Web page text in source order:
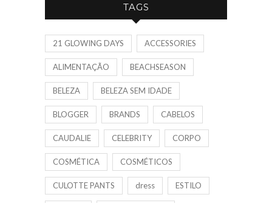
TAGS
21 GLOWING DAYS ACCESSORIES
ALIMENTAÇÃO BEACHSEASON
BELEZA BELEZA SEM IDADE
BLOGGER BRANDS CABELOS
CAUDALIE CELEBRITY CORPO
COSMÉTICA COSMÉTICOS
CULOTTE PANTS dress ESTILO